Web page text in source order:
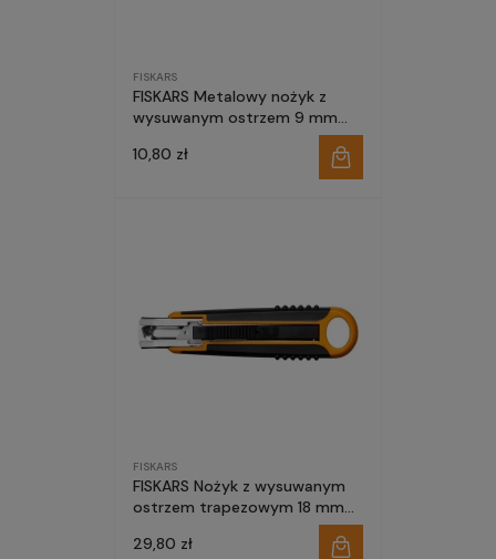
FISKARS
FISKARS Metalowy nożyk z
wysuwanym ostrzem 9 mm
10,80 zł
FISKARS
FISKARS Nożyk z wysuwanym
ostrzem trapezowym 18 mm
29,80 zł